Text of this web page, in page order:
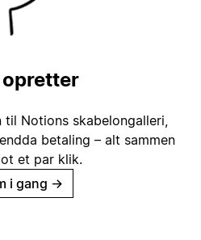
til Notions skabelongalleri,
betaling – alt sammen
et par klik.
i gang →